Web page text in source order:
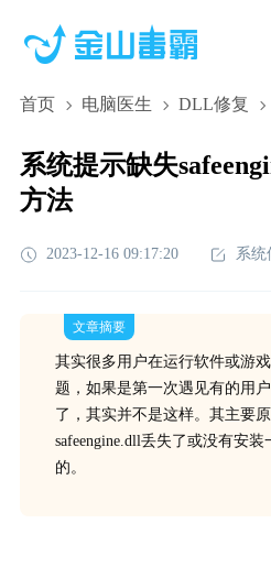
首页 电脑医生 DLL修复
系统提示缺失
方法
2023-12-16 09:17:20 系统
文章摘要
其实很多用户在运行软件或游
题，如果是第一次遇见有的用
了，其实并不是这样。其主要
safeengine.dll丢失了或没有安
的。